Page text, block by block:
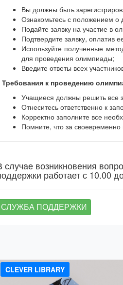
Вы должны быть
Ознакомьтесь с положением
Подайте заявку на участие в
Подтвердите заявку, оплатив
Используйте полученные
для проведения олимпиады;
Введите ответы всех
Требования к проведению
Учащиеся должны решить все
Отнеситесь ответственно к
Корректно заполните все
Помните, что за
случае возникновения
работает с 10.00
СЛУЖБА ПОДДЕРЖКИ
CLEVER LIBRARY